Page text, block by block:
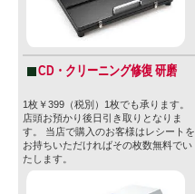
CD・クリーニング修復 研磨
1枚￥399（税別）1枚でも承ります。
店頭お預かり後日引き取りとなりま
す。 当店で購入のお客様はレシートを
お持ちいただければその枚数無料でい
たします。